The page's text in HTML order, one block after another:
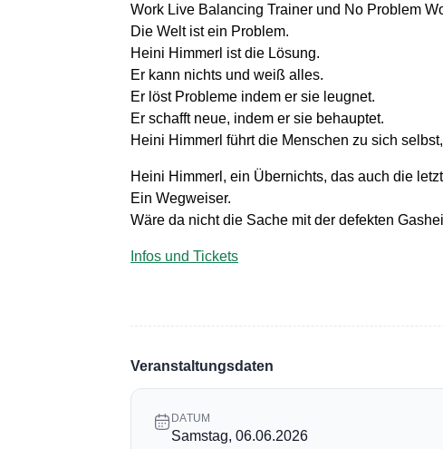
Work Live Balancing Trainer und No Problem
Die Welt ist ein Problem.
Heini Himmerl ist die Lösung.
Er kann nichts und weiß alles.
Er löst Probleme indem er sie leugnet.
Er schafft neue, indem er sie behauptet.
Heini Himmerl führt die Menschen zu sich
Heini Himmerl, ein Übernichts, das auch die
Ein Wegweiser.
Wäre da nicht die Sache mit der defekten
Infos und Tickets
Veranstaltungsdaten
DATUM
Samstag, 06.06.2026